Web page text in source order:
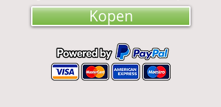
Kopen